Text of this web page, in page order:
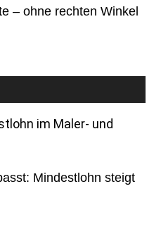
– ohne rechten Winkel
Mindestlohn steigt